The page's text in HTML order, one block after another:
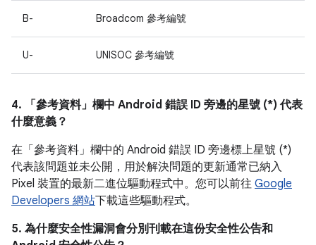
B- Broadcom 參考編號
U- UNISOC 參考編號
4. 「參考資料」 欄中 Android 錯誤 ID 旁邊的星號 (*) 代表
什麼意義？
在「參考資料」 欄中的 Android 錯誤 ID 旁邊標上星號 (*)
代表該問題並未公開，用於解決問題的更新通常已納入
Pixel 裝置的最新二進位驅動程式中。您可以前往 Google
Developers 網站下載這些驅動程式。
5. 為什麼安全性漏洞會分別刊載在這份安全性公告和